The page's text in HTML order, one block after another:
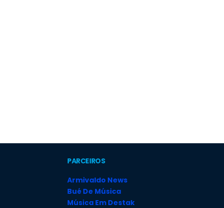
PARCEIROS
Armivaldo News
Bué De Música
Música Em Destak